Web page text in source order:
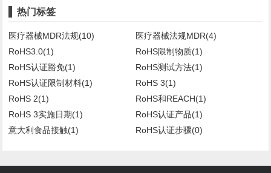
热门标签
医疗器械MDR法规(10)
医疗器械法规MDR(4)
RoHS3.0(1)
RoHS限制物质(1)
RoHS认证豁免(1)
RoHS测试方法(1)
RoHS认证限制材料(1)
RoHS 3(1)
RoHS 2(1)
RoHS和REACH(1)
RoHS 3实施日期(1)
RoHS认证产品(1)
意大利食品接触(1)
RoHS认证步骤(0)